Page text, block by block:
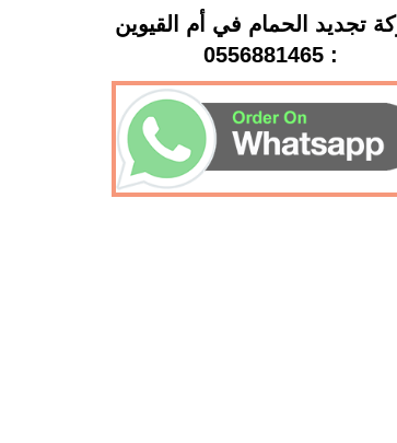
تجديد الحمام في أم القيوين
: 0556881465